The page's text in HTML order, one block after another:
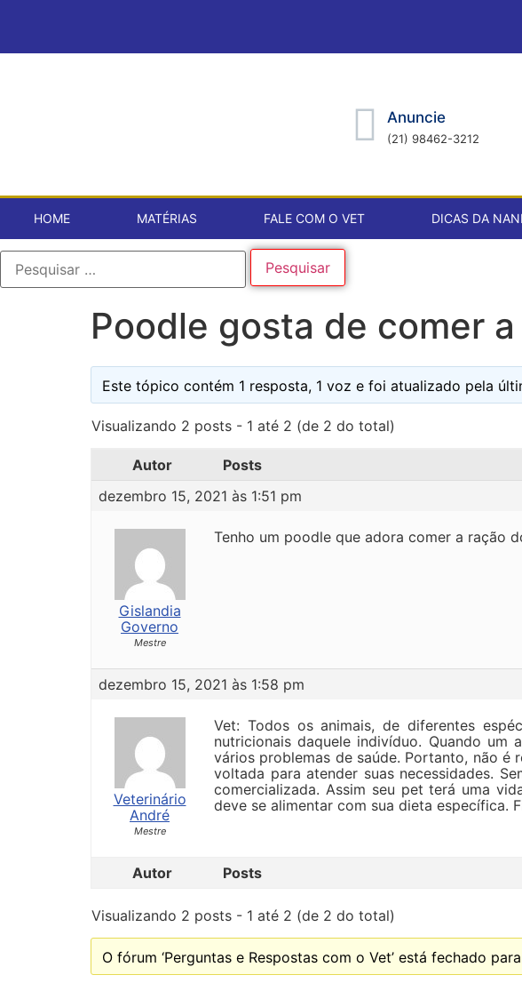
Anuncie
(21) 98462-3212
HOME MATÉRIAS FALE COM O VET DICAS DA
Poodle gosta de comer
Este tópico contém 1 resposta, 1 voz e foi atualizado pela
Visualizando 2 posts - 1 até 2 (de 2 do total)
Autor
Posts
dezembro 15, 2021 às 1:51 pm
Gislandia
Governo
Mestre
Tenho um poodle que adora comer a ração
dezembro 15, 2021 às 1:58 pm
Veterinário
André
Mestre
Vet: Todos os animais, de diferentes
nutricionais daquele indivíduo. Quando um
vários problemas de saúde. Portanto, não é
voltada para atender suas necessidades.
comercializada. Assim seu pet terá uma
deve se alimentar com sua dieta específica.
Autor Posts
Visualizando 2 posts - 1 até 2 (de 2 do total)
O fórum ‘Perguntas e Respostas com o Vet’ está fechado